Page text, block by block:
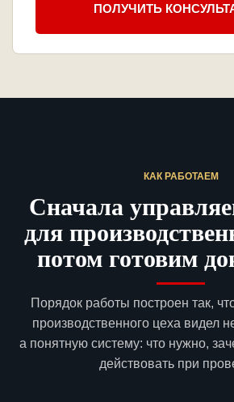
ПОЛУЧИТЬ
КАК РАБОТАЕМ
Сначала
для
потом готовим
Порядок работы построен так,
производственного цеха видел
а понятную систему: что нужно,
действовать при